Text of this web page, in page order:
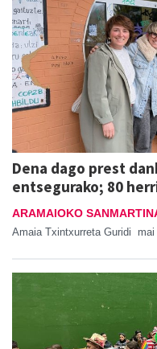
Dena dago prest
entsegurako; 80
ARAMAIOKO
Amaia Txintxurreta Guridi mai